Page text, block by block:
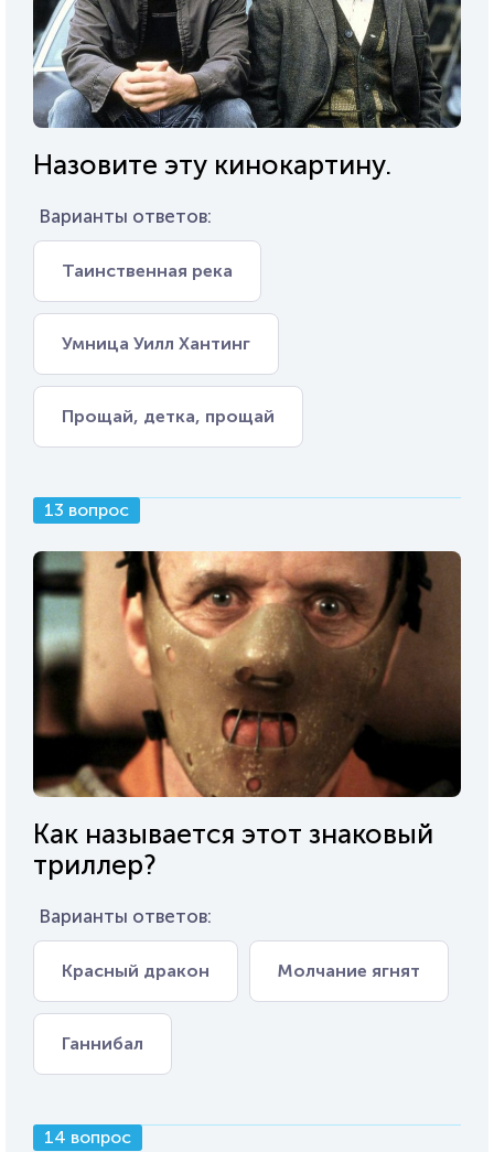
Назовите эту кинокартину.
Варианты ответов:
Таинственная река
Умница Уилл Хантинг
Прощай, детка, прощай
13 вопрос
Как называется этот знаковый
триллер?
Варианты ответов:
Красный дракон Молчание ягнят
Ганнибал
14 вопрос